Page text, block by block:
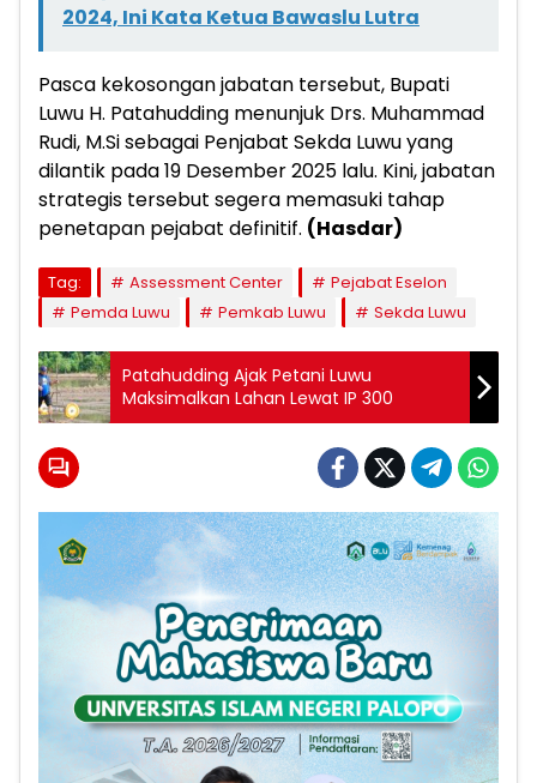
2024, Ini Kata Ketua Bawaslu Lutra
Pasca kekosongan jabatan tersebut, Bupati
Luwu H. Patahudding menunjuk Drs. Muhammad
Rudi, M.Si sebagai Penjabat Sekda Luwu yang
dilantik pada 19 Desember 2025 lalu. Kini, jabatan
strategis tersebut segera memasuki tahap
penetapan pejabat definitif. (Hasdar)
Tag: Assessment Center
Pejabat Eselon
Pemda Luwu
Pemkab Luwu Sekda Luwu
Patahudding Ajak Petani Luwu
Maksimalkan Lahan Lewat IP 300